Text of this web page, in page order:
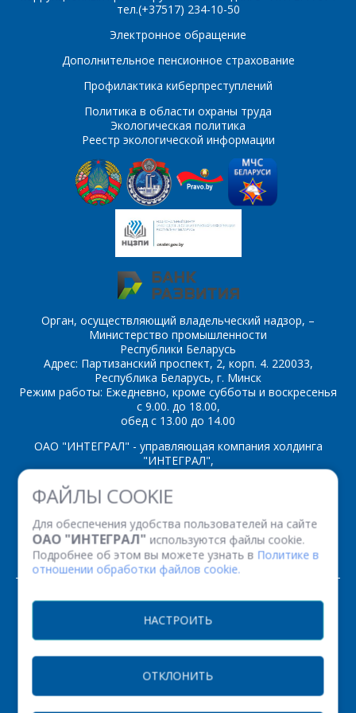
ФАЙЛЫ COOKIE
Для обеспечения удобства пользователей на сайте
ОАО "ИНТЕГРАЛ" используются файлы cookie.
Подробнее об этом вы можете узнать в Политике в
отношении обработки файлов cookie.
НАСТРОИТЬ
ОТКЛОНИТЬ
ПОИСК
тел.(+37517) 234-10-50
Электронное обращение
Дополнительное пенсионное страхование
Профилактика киберпреступлений
Политика в области охраны труда
Экологическая политика
Реестр экологической информации
Орган, осуществляющий владельческий надзор, –
Министерство промышленности
Республики Беларусь
Адрес: Партизанский проспект, 2, корп. 4. 220033,
Республика Беларусь, г. Минск
Режим работы: Ежедневно, кроме субботы и воскресенья
с 9.00. до 18.00,
обед с 13.00 до 14.00
ОАО "ИНТЕГРАЛ" - управляющая компания холдинга
"ИНТЕГРАЛ",
ул. Казинца И.П., д.121А, комната 327, г. Минск, 220108,
Республика Беларусь
Факс: (+375 17) 338 12 94 УНП 100386629
Рег. номер 100386629 от 01.08.2013 г.
© 2026. Все права защищены.
Интересующий товар/
услуга, их количество
*
Комментарий*
*- обязательные
поля
ОТПРАВИТЬ
Интересующий товар/
Сообщение*
Я согласен на
обработку
персональных данных*
*- обязательные
поля
ОТПРАВИТЬ